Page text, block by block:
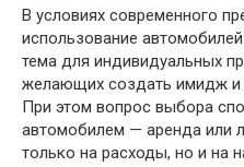
В условиях современного
использование
тема для индивидуальных
желающих создать имидж и
При этом вопрос выбора
автомобилем — аренда или
только на расходы, но и на